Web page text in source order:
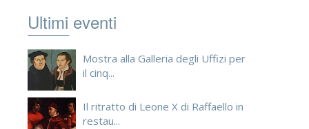
Ultimi eventi
Mostra alla Galleria degli Uffizi per
il cinq...
Il ritratto di Leone X di Raffaello in
restau...